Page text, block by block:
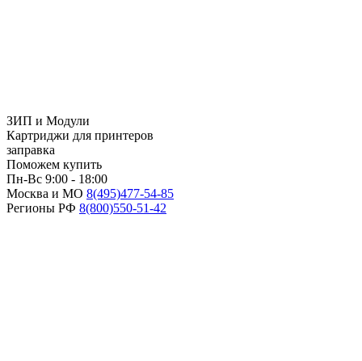
ЗИП и Модули
Картриджи для принтеров
заправка
Поможем купить
Пн-Вс 9:00 - 18:00
Москва и МО 8(495)477-54-85
Регионы РФ 8(800)550-51-42